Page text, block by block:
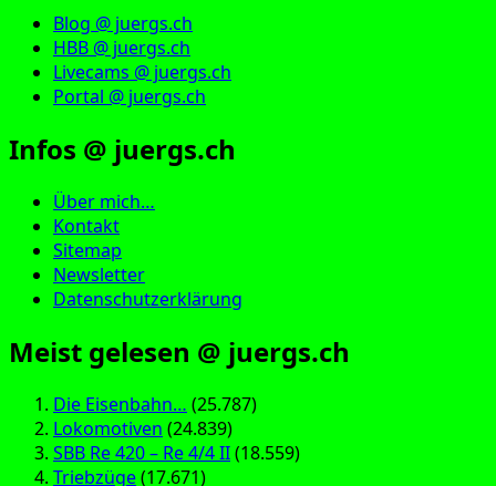
Blog @ juergs.ch
HBB @ juergs.ch
Livecams @ juergs.ch
Portal @ juergs.ch
Infos @ juergs.ch
Über mich…
Kontakt
Sitemap
Newsletter
Datenschutzerklärung
Meist gelesen @ juergs.ch
Die Eisenbahn… (25.787)
Lokomotiven (24.839)
SBB Re 420 – Re 4/4 II(18.559)
Triebzüge(17.671)